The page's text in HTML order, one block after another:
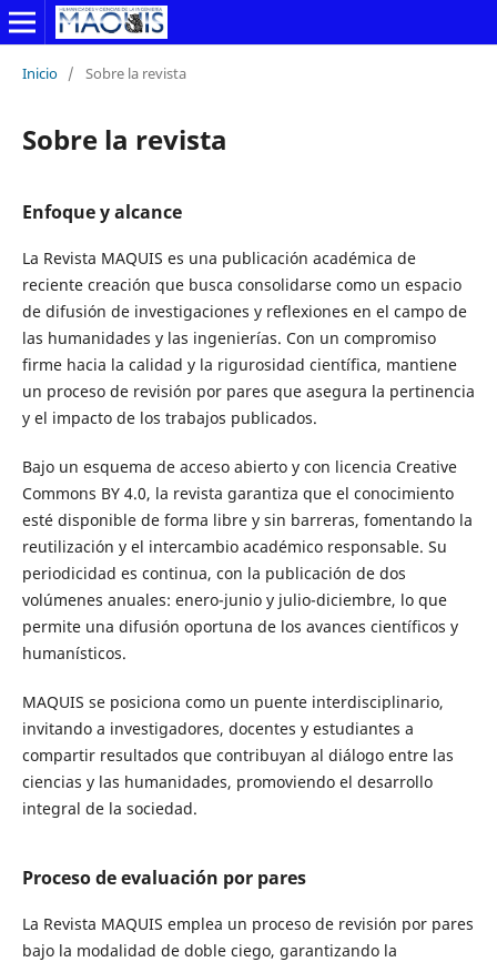
Inicio / Sobre la revista
Sobre la revista
Enfoque y alcance
La Revista MAQUIS es una publicación académica de
reciente creación que busca consolidarse como un espacio
de difusión de investigaciones y reflexiones en el campo de
las humanidades y las ingenierías. Con un compromiso
firme hacia la calidad y la rigurosidad científica, mantiene
un proceso de revisión por pares que asegura la pertinencia
y el impacto de los trabajos publicados.
Bajo un esquema de acceso abierto y con licencia Creative
Commons BY 4.0, la revista garantiza que el conocimiento
esté disponible de forma libre y sin barreras, fomentando la
reutilización y el intercambio académico responsable. Su
periodicidad es continua, con la publicación de dos
volúmenes anuales: enero-junio y julio-diciembre, lo que
permite una difusión oportuna de los avances científicos y
humanísticos.
MAQUIS se posiciona como un puente interdisciplinario,
invitando a investigadores, docentes y estudiantes a
compartir resultados que contribuyan al diálogo entre las
ciencias y las humanidades, promoviendo el desarrollo
integral de la sociedad.
Proceso de evaluación por pares
La Revista MAQUIS emplea un proceso de revisión por pares
bajo la modalidad de doble ciego, garantizando la